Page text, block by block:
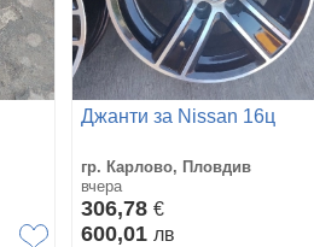
Джанти за Nissan 16ц
гр. Карлово, Пловдив
вчера
306,78 €
600,01 лв